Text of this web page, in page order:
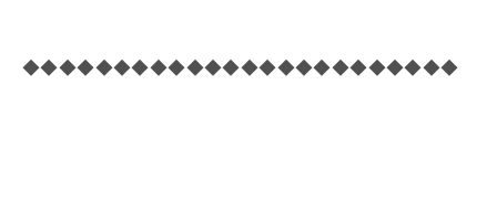
◆◆◆◆◆◆◆◆◆◆◆◆◆◆◆◆◆◆◆◆◆◆◆◆